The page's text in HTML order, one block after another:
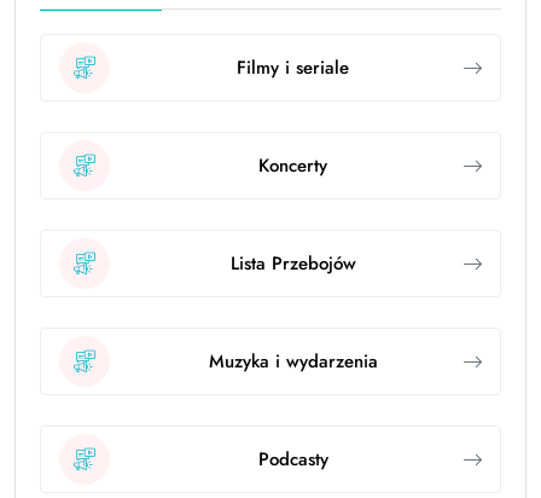
Filmy i seriale
Koncerty
Lista Przebojów
Muzyka i wydarzenia
Podcasty